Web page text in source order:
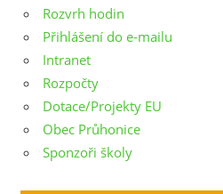
Rozvrh hodin
Přihlášení do e-mailu
Intranet
Rozpočty
Dotace/Projekty EU
Obec Průhonice
Sponzoři školy